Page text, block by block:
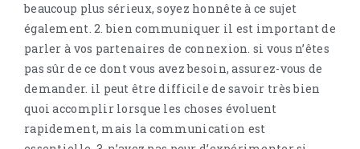
beaucoup plus sérieux, soyez honnête à ce sujet
également. 2. bien communiquer il est important de
parler à vos partenaires de connexion. si vous n’êtes
pas sûr de ce dont vous avez besoin, assurez-vous de
demander. il peut être difficile de savoir très bien
quoi accomplir lorsque les choses évoluent
rapidement, mais la communication est